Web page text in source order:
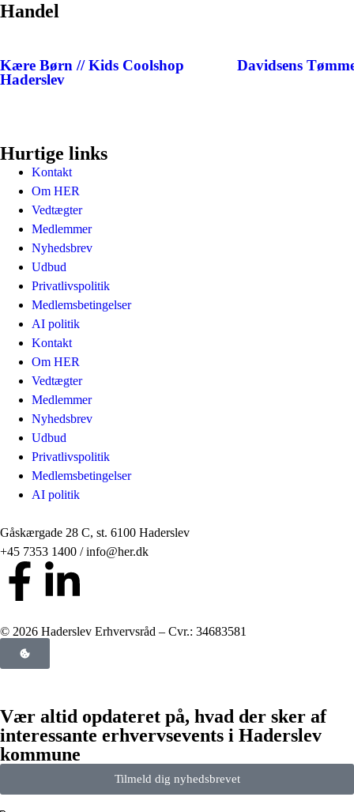
Handel
Kære Børn // Kids Coolshop
Haderslev
Davidsens
Hurtige links
Kontakt
Om HER
Vedtægter
Medlemmer
Nyhedsbrev
Udbud
Privatlivspolitik
Medlemsbetingelser
AI politik
Kontakt
Om HER
Vedtægter
Medlemmer
Nyhedsbrev
Udbud
Privatlivspolitik
Medlemsbetingelser
AI politik
Gåskærgade 28 C, st. 6100 Haderslev
+45 7353 1400 / info@her.dk
© 2026 Haderslev Erhvervsråd – Cvr.: 34683581
Vær altid opdateret på, hvad der sker af
interessante erhvervsevents i Haderslev
kommune
Tilmeld dig nyhedsbrevet